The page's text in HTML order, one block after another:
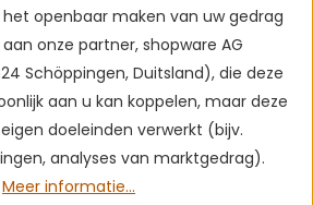
openbaar maken van uw gedrag
onze partner, shopware AG
Schöppingen, Duitsland), die deze
aan u kan koppelen, maar deze
doeleinden verwerkt (bijv.
analyses van marktgedrag).
Meer informatie...